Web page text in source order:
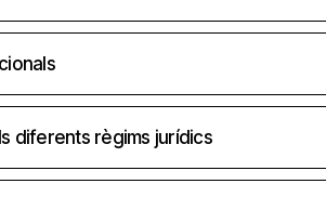
diferents règims jurídics